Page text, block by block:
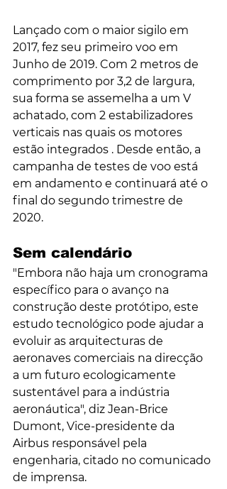
Lançado com o maior sigilo em
2017, fez seu primeiro voo em
Junho de 2019. Com 2 metros de
comprimento por 3,2 de largura,
sua forma se assemelha a um V
achatado, com 2 estabilizadores
verticais nas quais os motores
estão integrados . Desde então, a
campanha de testes de voo está
em andamento e continuará até o
final do segundo trimestre de
2020.
Sem calendário
"Embora não haja um cronograma
específico para o avanço na
construção deste protótipo, este
estudo tecnológico pode ajudar a
evoluir as arquitecturas de
aeronaves comerciais na direcção
a um futuro ecologicamente
sustentável para a indústria
aeronáutica", diz Jean-Brice
Dumont, Vice-presidente da
Airbus responsável pela
engenharia, citado no comunicado
de imprensa.